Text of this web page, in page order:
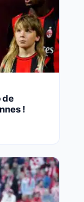
de
!